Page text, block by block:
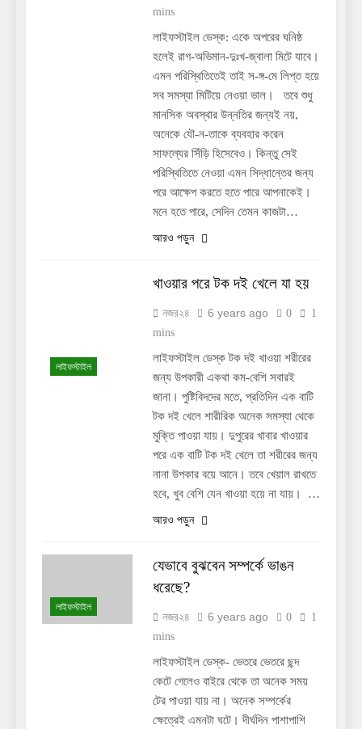
mins
লাইফস্টাইল ডেস্ক: একে অপরের ঘনিষ্ঠ
হলেই রাগ-অভিমান-দুঃখ-জ্বালা মিটে যাবে।
এমন পরিস্থিতিতেই তাই স-ঙ্গ-মে লিপ্ত হয়ে
সব সমস্যা মিটিয়ে নেওয়া ভাল। তবে শুধু
মানসিক অবস্থার উন্নতির জন্যই নয়,
অনেকে যৌ-ন-তাকে ব্যবহার করেন
সাফল্যের সিঁড়ি হিসেবেও। কিন্তু সেই
পরিস্থিতিতে নেওয়া এমন সিদ্ধান্তের জন্য
পরে আক্ষেপ করতে হতে পারে আপনাকেই।
মনে হতে পারে, সেদিন তেমন কাজটা…
আরও পড়ুন
লাইফস্টাইল
খাওয়ার পরে টক দই খেলে যা হয়
নজর২৪ 6 years ago 0
1
mins
লাইফস্টাইল ডেস্ক টক দই খাওয়া শরীরের
জন্য উপকারী একথা কম-বেশি সবারই
জানা। পুষ্টিবিদদের মতে, প্রতিদিন এক বাটি
টক দই খেলে শারীরিক অনেক সমস্যা থেকে
মুক্তি পাওয়া যায়। দুপুরের খাবার খাওয়ার
পরে এক বাটি টক দই খেলে তা শরীরের জন্য
নানা উপকার বয়ে আনে। তবে খেয়াল রাখতে
হবে, খুব বেশি যেন খাওয়া হয়ে না যায়। …
আরও পড়ুন
লাইফস্টাইল
যেভাবে বুঝবেন সম্পর্কে ভাঙন
ধরেছে?
নজর২৪ 6 years ago 0
1
mins
লাইফস্টাইল ডেস্ক- ভেতরে ভেতরে ছন্দ
কেটে গেলেও বাইরে থেকে তা অনেক সময়
টের পাওয়া যায় না। অনেক সম্পর্কের
ক্ষেত্রেই এমনটা ঘটে। দীর্ঘদিন পাশাপাশি